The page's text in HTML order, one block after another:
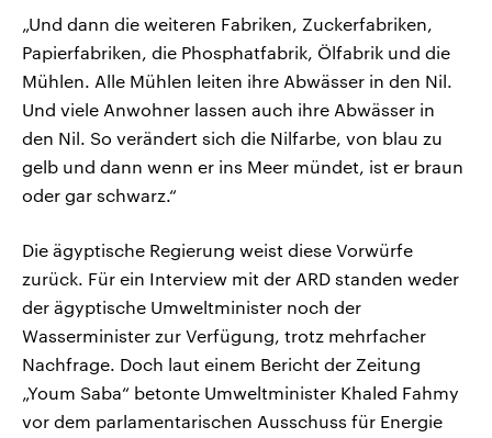
„Und dann die weiteren Fabriken, Zuckerfabriken,
Papierfabriken, die Phosphatfabrik, Ölfabrik und die
Mühlen. Alle Mühlen leiten ihre Abwässer in den Nil.
Und viele Anwohner lassen auch ihre Abwässer in
den Nil. So verändert sich die Nilfarbe, von blau zu
gelb und dann wenn er ins Meer mündet, ist er braun
oder gar schwarz.“
Die ägyptische Regierung weist diese Vorwürfe
zurück. Für ein Interview mit der ARD standen weder
der ägyptische Umweltminister noch der
Wasserminister zur Verfügung, trotz mehrfacher
Nachfrage. Doch laut einem Bericht der Zeitung
„Youm Saba“ betonte Umweltminister Khaled Fahmy
vor dem parlamentarischen Ausschuss für Energie